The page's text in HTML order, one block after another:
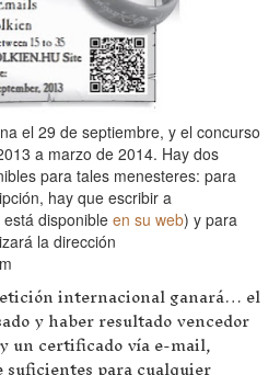
el 29 de septiembre, y el concurso
a marzo de 2014. Hay dos
para tales menesteres: para
hay que escribir a
disponible en su web) y para
la dirección
internacional ganará… el
y haber resultado vencedor
un certificado vía e-mail,